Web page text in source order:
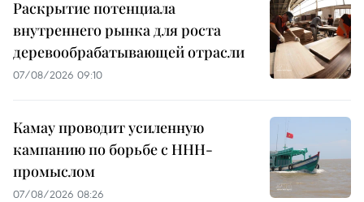
Раскрытие потенциала
внутреннего рынка для роста
деревообрабатывающей отрасли
07/08/2026 09:10
Камау проводит усиленную
кампанию по борьбе с ННН-
промыслом
07/08/2026 08:26